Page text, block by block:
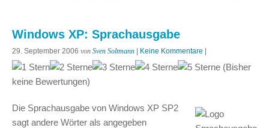
Windows XP: Sprachausgabe
29. September 2006 von Sven Soltmann Keine Kommentare
(Bisher
keine Bewertungen)
Die Sprachausgabe von Windows XP SP2
sagt andere Wörter als angegeben